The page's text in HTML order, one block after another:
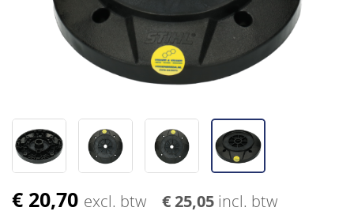
€ 20,70 excl. btw € 25,05 incl. btw
afbeeldingen-
Ga